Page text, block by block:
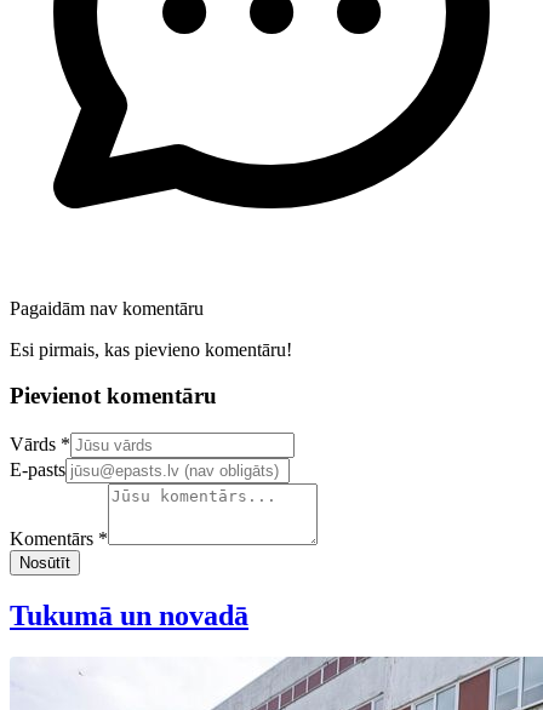
Pagaidām nav komentāru
Esi pirmais, kas pievieno komentāru!
Pievienot komentāru
Confirm your email address
Vārds *
E-pasts
Komentārs *
Nosūtīt
Tukumā un novadā